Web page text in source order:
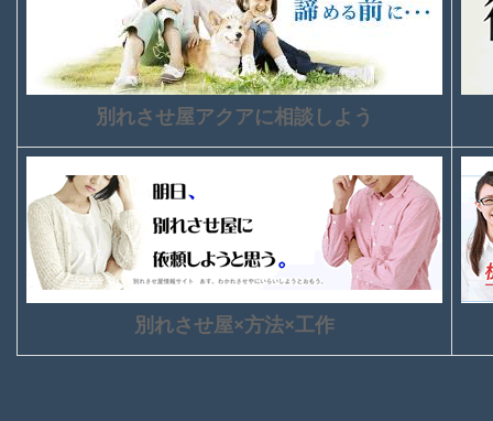
別れさせ屋アクアに相談しよう
別れさせ屋×方法×工作